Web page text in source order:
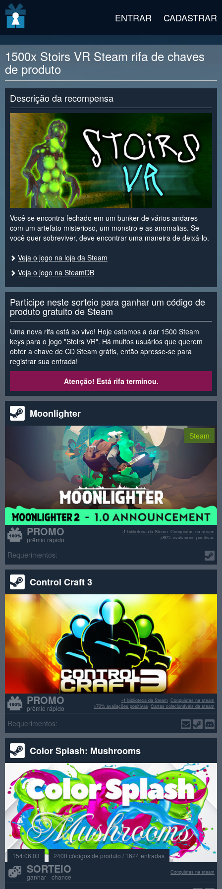
ENTRAR CADASTRAR
1500x Stoirs VR Steam rifa de chaves
de produto
Descrição da recompensa
Você se encontra fechado em um bunker de vários andares
com um artefato misterioso, um monstro e as anomalias. Se
você quer sobreviver, deve encontrar uma maneira de deixá-lo.
Veja o jogo na loja da Steam
Veja o jogo na SteamDB
Participe neste sorteio para ganhar um código de
produto gratuito de Steam
Uma nova rifa está ao vivo! Hoje estamos a dar 1500 Steam
keys para o jogo "Stoirs VR". Há muitos usuários que querem
obter a chave de CD Steam grátis, então apresse-se para
registrar sua entrada!
Atenção! Está rifa terminou.
Moonlighter
Steam
PROMO
prêmio rápido
Conquistas na steam
+1 biblioteca da Steam
>80% avaliações positivas
Requerimentos:
Control Craft 3
PROMO
prêmio rápido
Conquistas na steam
+1 biblioteca da Steam
Cartas colecionáveis da steam
>70% avaliações positivas
Requerimentos:
Color Splash: Mushrooms
154:06:03 2400 códigos de produto / 1624 entradas
SORTEIO
ganhar chance
Conquistas na steam